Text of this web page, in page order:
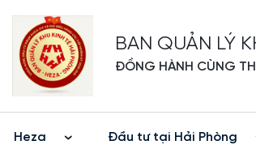
BAN QUẢN LÝ
ĐỒNG HÀNH CÙNG
Heza Đầu tư tại Hải Phòng